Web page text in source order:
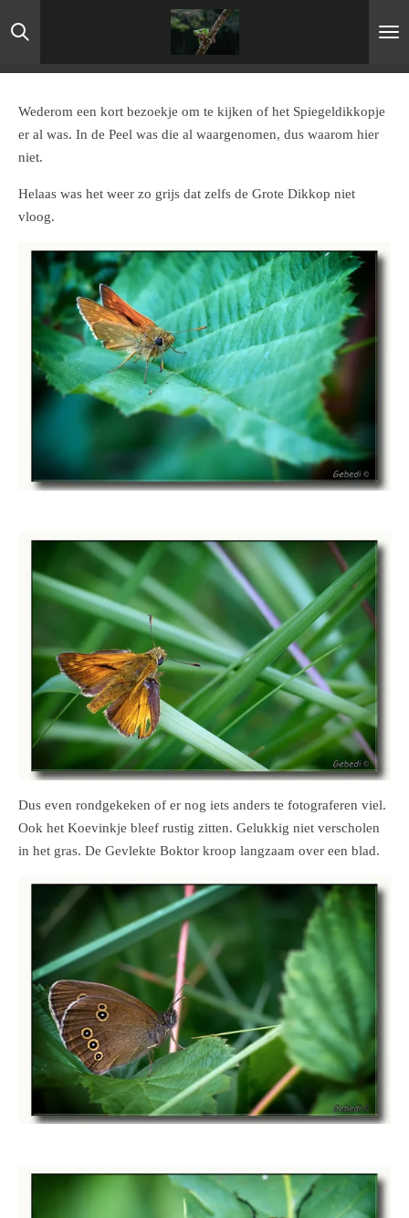
Ga
direct
hoofdinhoud
Wederom een kort bezoekje om te kijken of het Spiegeldikkopje
er al was. In de Peel was die al waargenomen, dus waarom hier
niet.
Helaas was het weer zo grijs dat zelfs de Grote Dikkop niet
vloog.
Dus even rondgekeken of er nog iets anders te fotograferen viel.
Ook het Koevinkje bleef rustig zitten. Gelukkig niet verscholen
in het gras. De Gevlekte Boktor kroop langzaam over een blad.